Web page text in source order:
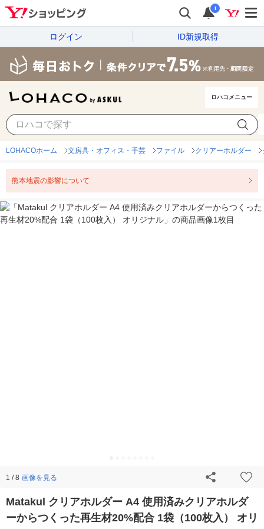
i
ログイン ID新規取得
ロハコメニュー
LOHACOホーム 文房具・オフィス・手芸 ファイル クリアーホルダー
熊本地震の影響について
1 / 8 画像を見る
Matakul クリアホルダー A4 使用済みクリアホルダ
ーからつくった再生材20%配合 1袋（100枚入） オリ